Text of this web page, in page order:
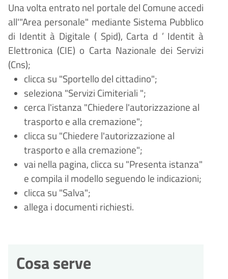
Una volta entrato nel portale del Comune accedi
all'"Area personale" mediante Sistema Pubblico
di Identit à Digitale ( Spid), Carta d ’ Identit à
Elettronica (CIE) o Carta Nazionale dei Servizi
(Cns);
clicca su "Sportello del cittadino";
seleziona "Servizi Cimiteriali ";
cerca l'istanza "Chiedere l'autorizzazione al
trasporto e alla cremazione";
clicca su "Chiedere l'autorizzazione al
trasporto e alla cremazione";
vai nella pagina, clicca su "Presenta istanza"
e compila il modello seguendo le indicazioni;
clicca su "Salva";
allega i documenti richiesti.
Cosa serve